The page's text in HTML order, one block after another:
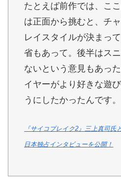
たとえば前作では、こ
は正面から挑むと、チ
レイスタイルが決まっ
省もあって。後半はス
ないという意見もあっ
イヤーがより好きな遊
うにしたかったんです。
『サイコブレイク2』三上真司
日本独占インタビューを公開！